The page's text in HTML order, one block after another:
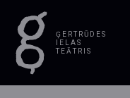
ĢERTRŪDES
IELAS
TEĀTRIS